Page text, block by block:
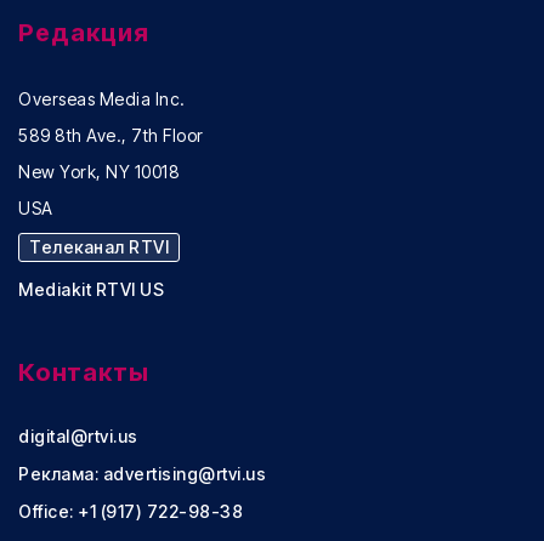
Редакция
Overseas Media Inc.
589 8th Ave., 7th Floor
New York, NY 10018
USA
Телеканал RTVI
Mediakit RTVI US
Контакты
digital@rtvi.us
Реклама: advertising@rtvi.us
Office: +1 (917) 722-98-38